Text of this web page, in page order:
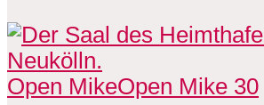
Open MikeOpen Mike 30